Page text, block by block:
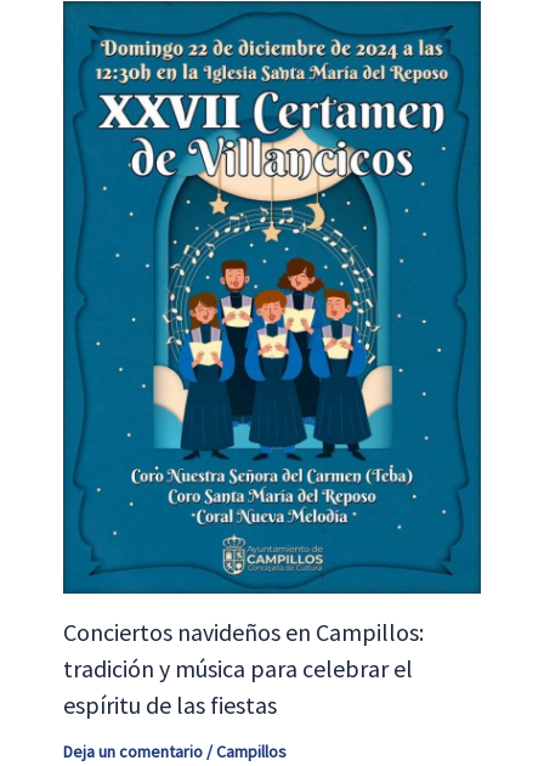
Conciertos navideños en Campillos:
tradición y música para celebrar el
espíritu de las fiestas
Deja un comentario/Campillos